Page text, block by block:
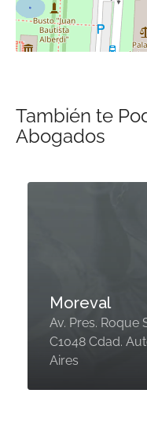
También te
Abogados
Moreval
Av. Pres. Roque
C1048 Cdad.
Aires